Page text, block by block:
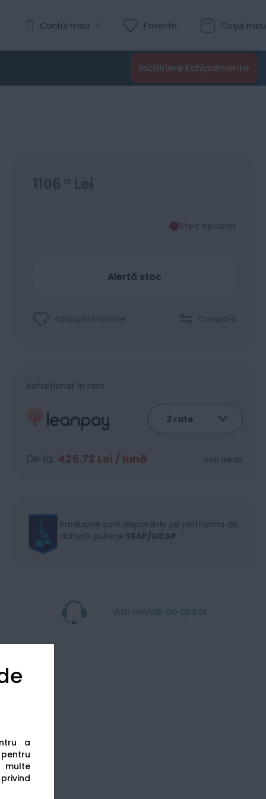
a
multe
Coșul meu
Favorite
Contul meu
Inchiriere Echipamente
1106 13 Lei
Stoc epuizat
Alertă stoc
Adaugă la favorite Compară
Achiziționat în rate
De la: 425.72 Lei / lună Vezi detalii
Produsele sunt disponibile pe platforma de
achizitii publice SEAP/SICAP
Am nevoie de ajutor